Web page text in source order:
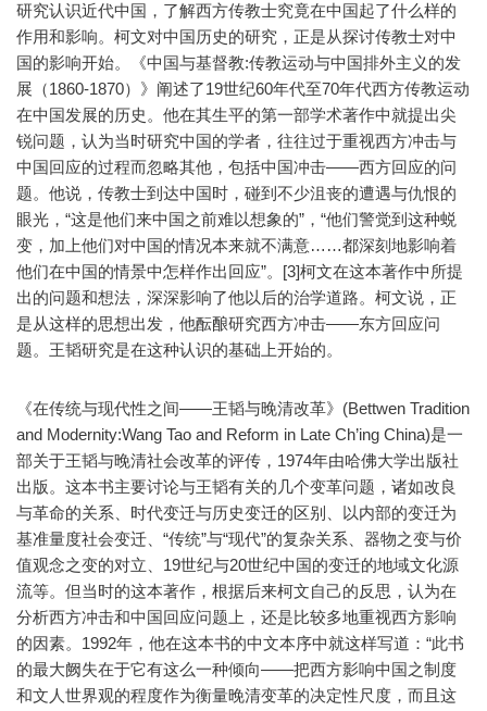
研究认识近代中国，了解西方传教士究竟在中国起了什么样的
作用和影响。柯文对中国历史的研究，正是从探讨传教士对中
国的影响开始。《中国与基督教:传教运动与中国排外主义的发
展（1860-1870）》阐述了19世纪60年代至70年代西方传教运动
在中国发展的历史。他在其生平的第一部学术著作中就提出尖
锐问题，认为当时研究中国的学者，往往过于重视西方冲击与
中国回应的过程而忽略其他，包括中国冲击——西方回应的问
题。他说，传教士到达中国时，碰到不少沮丧的遭遇与仇恨的
眼光，“这是他们来中国之前难以想象的”，“他们警觉到这种蜕
变，加上他们对中国的情况本来就不满意……都深刻地影响着
他们在中国的情景中怎样作出回应”。[3]柯文在这本著作中所提
出的问题和想法，深深影响了他以后的治学道路。柯文说，正
是从这样的思想出发，他酝酿研究西方冲击——东方回应问
题。王韬研究是在这种认识的基础上开始的。
《在传统与现代性之间——王韬与晚清改革》(Bettwen Tradition
and Modernity:Wang Tao and Reform in Late Ch’ing China)是一
部关于王韬与晚清社会改革的评传，1974年由哈佛大学出版社
出版。这本书主要讨论与王韬有关的几个变革问题，诸如改良
与革命的关系、时代变迁与历史变迁的区别、以内部的变迁为
基准量度社会变迁、“传统”与“现代”的复杂关系、器物之变与价
值观念之变的对立、19世纪与20世纪中国的变迁的地域文化源
流等。但当时的这本著作，根据后来柯文自己的反思，认为在
分析西方冲击和中国回应问题上，还是比较多地重视西方影响
的因素。1992年，他在这本书的中文本序中就这样写道：“此书
的最大阙失在于它有这么一种倾向——把西方影响中国之制度
和文人世界观的程度作为衡量晚清变革的决定性尺度，而且这